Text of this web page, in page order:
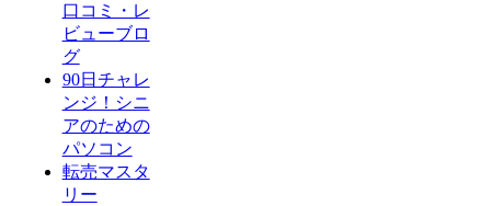
口コミ・レ
ビューブロ
グ
90日チャレ
ンジ！シニ
アのための
パソコン
転売マスタ
リー